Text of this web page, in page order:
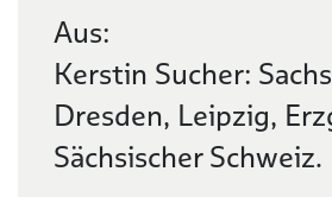
Beschreibung
Aus:
Kerstin Sucher:
Dresden, Leipzig,
Sächsischer Schweiz.